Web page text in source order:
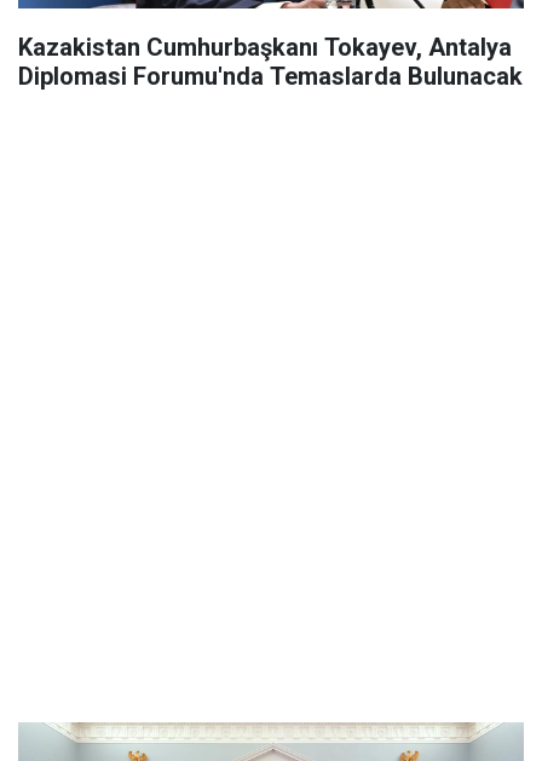
Kazakistan Cumhurbaşkanı Tokayev, Antalya
Diplomasi Forumu'nda Temaslarda Bulunacak